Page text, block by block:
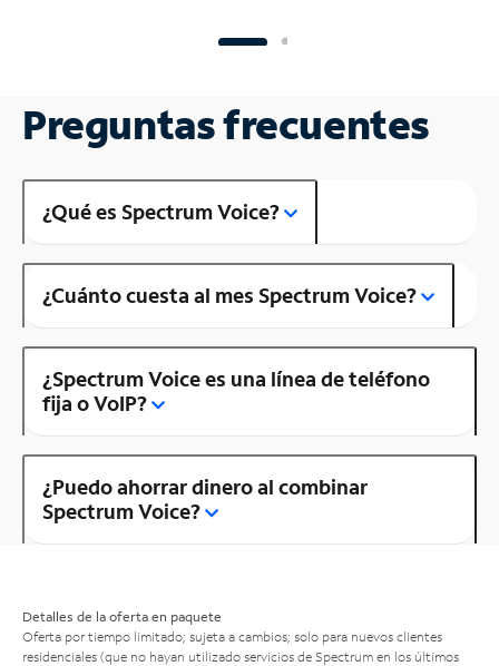
Preguntas frecuentes
¿Qué es Spectrum Voice?
¿Cuánto cuesta al mes Spectrum Voice?
¿Spectrum Voice es una línea de teléfono
fija o VoIP?
¿Puedo ahorrar dinero al combinar
Spectrum Voice?
Detalles de la oferta en paquete
Oferta por tiempo limitado; sujeta a cambios; solo para nuevos clientes
residenciales (que no hayan utilizado servicios de Spectrum en los últimos